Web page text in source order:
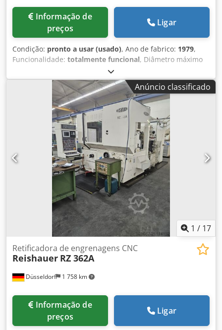
preços
Ligar
Condição: pronto a usar (usado), Ano de fabrico: 1979,
Funcionalidade: totalmente funcional, Diâmetro máximo
da engrenagem 330 mm Módulo máximo 6 Largura da
roda 180 mm Módulo mínimo 0,5 Peso da máquina 5500 kg
Csdpfezh H R Nex Akcorf Acessórios disponíveis conforme
mostrado na foto
Anúncio classificado
1 / 17
Düsseldorf 1 758 km
Retificadora de engrenagens CNC
Reishauer RZ 362A
preços
Ligar